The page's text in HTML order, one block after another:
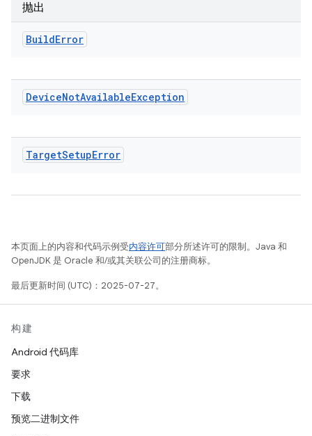
抛出
BuildError
DeviceNotAvailableException
TargetSetupError
本页面上的内容和代码示例受内容许可部分所述许可的限制。Java 和
OpenJDK 是 Oracle 和/或其关联公司的注册商标。
最后更新时间 (UTC)：2025-07-27。
构建
Android 代码库
要求
下载
预览二进制文件